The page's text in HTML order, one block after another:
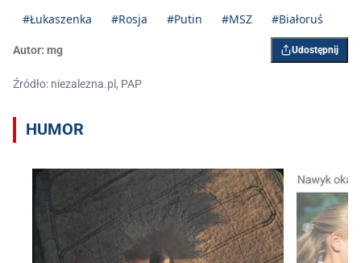
#Łukaszenka #Rosja #Putin #MSZ #Białoruś
Autor: mg Udostępnij
Źródło: niezalezna.pl, PAP
HUMOR